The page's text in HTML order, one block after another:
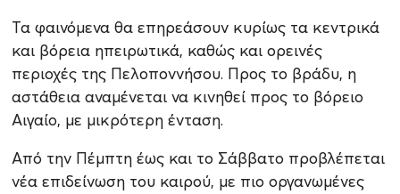
Τα φαινόμενα θα επηρεάσουν κυρίως τα κεντρικά
και βόρεια ηπειρωτικά, καθώς και ορεινές
περιοχές της Πελοποννήσου. Προς το βράδυ, η
αστάθεια αναμένεται να κινηθεί προς το βόρειο
Αιγαίο, με μικρότερη ένταση.
Από την Πέμπτη έως και το Σάββατο προβλέπεται
νέα επιδείνωση του καιρού, με πιο οργανωμένες